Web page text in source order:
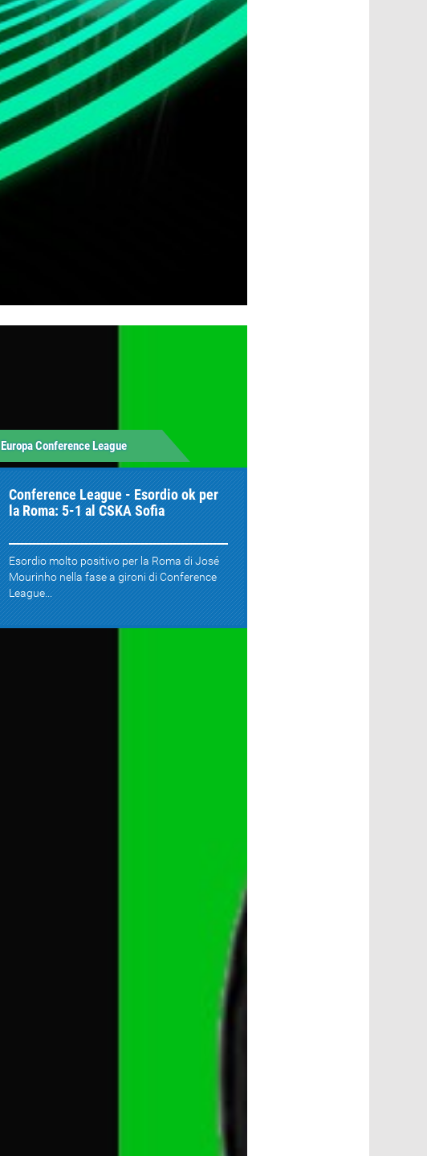
Europa Conference League
Conference League - Esordio ok per
la Roma: 5-1 al CSKA Sofia
Esordio molto positivo per la Roma di José
Mourinho nella fase a gironi di Conference
League...